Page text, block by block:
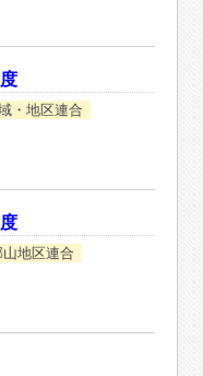
・地区連合
山地区連合